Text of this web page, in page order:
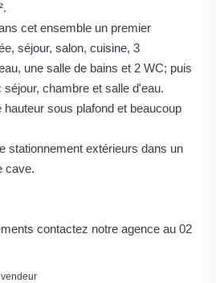
cet ensemble un premier
séjour, salon, cuisine, 3
une salle de bains et 2 WC; puis
chambre et salle d'eau.
hauteur sous plafond et beaucoup
stationnement extérieurs dans un
cave.
contactez notre agence au 02